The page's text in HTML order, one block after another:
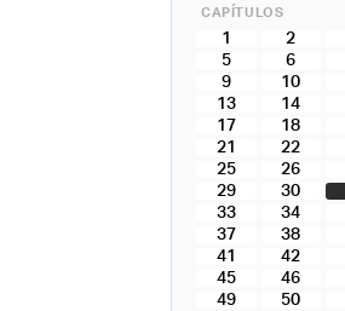
CAPÍTULOS
1 2
5
6
9
10
13
14
17
18
21
22
25
26
29
30
33
34
37
38
41
42
45
46
49
50